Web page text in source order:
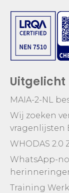
Uitgelicht
MAIA-2-NL
Wij zoeken
vragenlijsten
WHODAS
WhatsApp-
Training